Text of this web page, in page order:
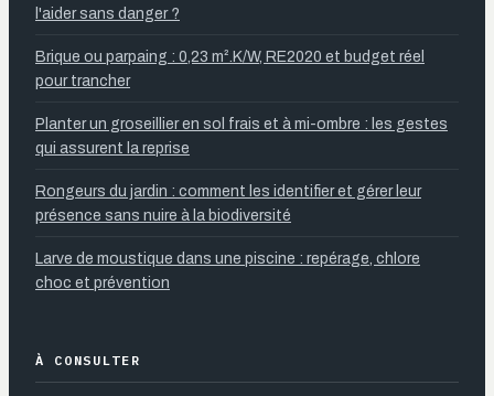
l'aider sans danger ?
Brique ou parpaing : 0,23 m².K/W, RE2020 et budget réel
pour trancher
Planter un groseillier en sol frais et à mi-ombre : les gestes
qui assurent la reprise
Rongeurs du jardin : comment les identifier et gérer leur
présence sans nuire à la biodiversité
Larve de moustique dans une piscine : repérage, chlore
choc et prévention
À CONSULTER